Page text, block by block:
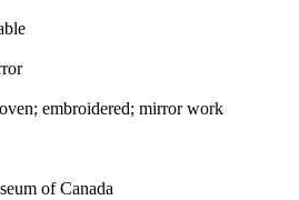
embroidered; mirror work
of Canada